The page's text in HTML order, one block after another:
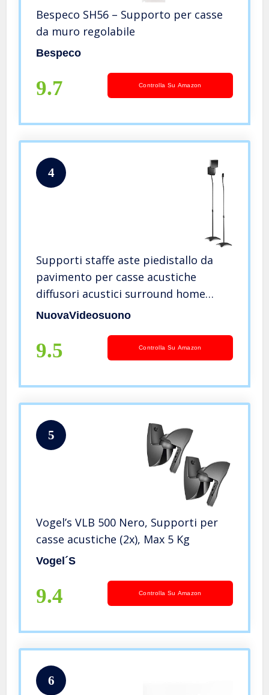
Bespeco SH56 – Supporto per casse
da muro regolabile
Bespeco
9.7 Controlla Su Amazon
4
Supporti staffe aste piedistallo da
pavimento per casse acustiche
diffusori acustici surround home
theatre
NuovaVideosuono
9.5 Controlla Su Amazon
5
Vogel’s VLB 500 Nero, Supporti per
casse acustiche (2x), Max 5 Kg
Vogel´s
9.4 Controlla Su Amazon
6